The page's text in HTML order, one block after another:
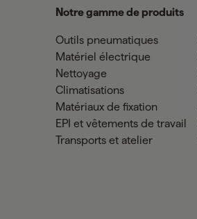
Notre gamme de produits
Outils pneumatiques
Matériel électrique
Nettoyage
Climatisations
Matériaux de fixation
EPI et vêtements de travail
Transports et atelier